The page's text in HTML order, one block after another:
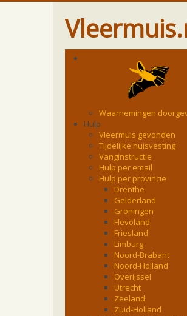
Waarnemingen
Hulp
Vleermuis gevonden
Tijdelijke huisvesting
Vanginstructie
Hulp per email
Hulp per provincie
Drenthe
Gelderland
Groningen
Flevoland
Friesland
Limburg
Noord-Brabant
Noord-Holland
Overijssel
Utrecht
Zeeland
Zuid-Holland